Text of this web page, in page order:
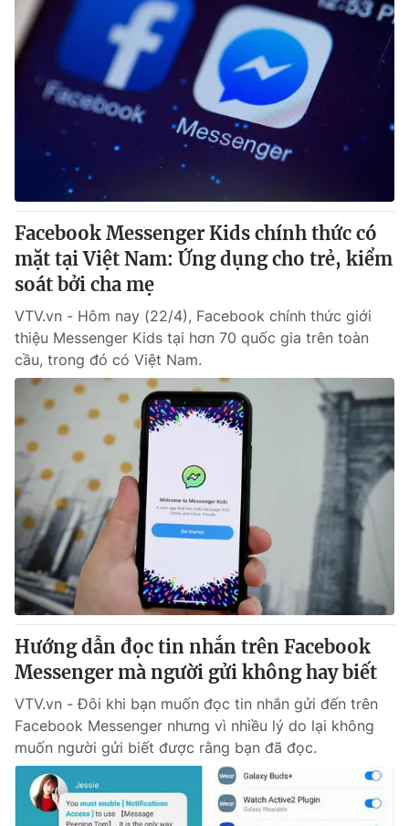
Facebook Messenger Kids chính thức có
mặt tại Việt Nam: Ứng dụng cho trẻ, kiểm
soát bởi cha mẹ
VTV.vn - Hôm nay (22/4), Facebook chính thức giới
thiệu Messenger Kids tại hơn 70 quốc gia trên toàn
cầu, trong đó có Việt Nam.
Hướng dẫn đọc tin nhắn trên Facebook
Messenger mà người gửi không hay biết
VTV.vn - Đôi khi bạn muốn đọc tin nhắn gửi đến trên
Facebook Messenger nhưng vì nhiều lý do lại không
muốn người gửi biết được rằng bạn đã đọc.